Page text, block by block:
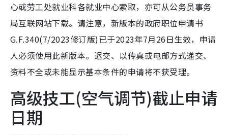
心或劳工处就业科各就业中心索取，亦可从公务员事务
局互联网站下载。请注意，新版本的政府职位申请书
G.F.340(7/2023修订版)已于2023年7月26日生效，申请
人必须使用此新版本。迟交、以传真或电邮方式递交、
资料不全或未能显示基本条件的申请将不获受理。
高级技工(空气调节)截止申请
日期